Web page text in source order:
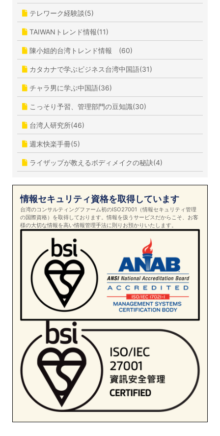
テレワーク経験談(5)
TAIWANトレンド情報(11)
陳小姐的台湾トレンド情報 (60)
カタカナで学ぶビジネス台湾中国語(31)
チャラ男に学ぶ中国語(36)
こっそり予習、管理部門の豆知識(30)
台湾人研究所(46)
週末快楽手冊(5)
ライザップが教えるボディメイクの秘訣(4)
情報セキュリティ資格を取得しています
台湾のコンサルティングファーム初のISO27001（情報セキュリティ管理
の国際資格）を取得しております。情報を扱うサービスだからこそ、お客
様の大切な情報を高い情報管理手法に則りお預かりいたします。